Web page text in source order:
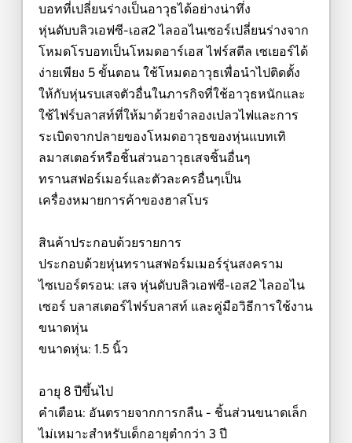
บอทที่เปลี่ยนร่างเป็นอาวุธได้อย่างน่าทึ่ง
หุ่นดับบลิวเอฟซี-เอส2 ไลออไนเซอร์เปลี่ยนร่างจาก
โหมดโรบอทเป็นโหมดอาร์เอส ไฟร์สตีล เซเยอร์ได้
ง่ายเพียง 5 ขั้นตอน ใช้โหมดอาวุธเพื่อนำไปติดตั้ง
ให้กับหุ่นรบเสจตัวอื่นในภารกิจที่ใช้อาวุธหนักและ
ใช้ไฟร์บลาสท์ที่ให้มาด้วยจำลองเปลวไฟและการ
ระเบิดจากปลายของโหมดอาวุธของหุ่นแบทเทิ
ลมาสเตอร์หรือชิ้นส่วนอาวุธเสจชิ้นอื่นๆ
ทรานสฟอร์เมอร์และตัวละครอื่นๆเป็น
เครื่องหมายการค้าของฮาสโบร
สินค้าประกอบด้วยรายการ
ประกอบด้วยหุ่นทรานสฟอร์มเมอร์รุ่นสงคราม
ไซเบอร์ตรอน: เสจ หุ่นดับบลิวเอฟซี-เอส2 ไลออไน
เซอร์ บลาสเตอร์ไฟร์บลาสท์ และคู่มือวิธีการใช้งาน
ขนาดหุ่น
ขนาดหุ่น: 1.5 นิ้ว
อายุ 8 ปีขึ้นไป
คำเตือน: อันตรายจากการกลืน - ชิ้นส่วนขนาดเล็ก
ไม่เหมาะสำหรับเด็กอายุตำกว่า 3 ปี